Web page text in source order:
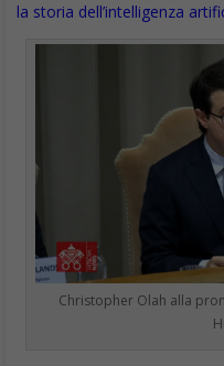
la storia dell’intelligenza
Christopher Olah alla